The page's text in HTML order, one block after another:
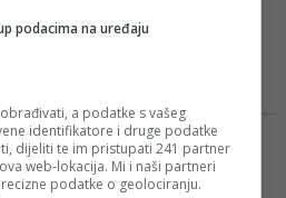
hrabro dizala i počinjala sve
Propušta i duel sa
kosti i kasnije operacije propustio
posljednje dvije utakmice BiH
protiv Finske i Grčke u
kvalifikacijama za EURO 2020
ISPOVIJEST POLICAJCA IZ
SUSJEDSTVA
Lijeva dojka mu se
podacima na uređaju
a podatke s vašeg
identifikatore i druge podatke
dijeliti te im pristupati 241 partner
web-lokacija. Mi i naši partneri
podatke o geolociranju.